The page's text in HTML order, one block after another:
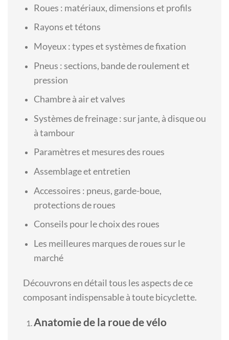
Roues : matériaux, dimensions et profils
Rayons et tétons
Moyeux : types et systèmes de fixation
Pneus : sections, bande de roulement et
pression
Chambre à air et valves
Systèmes de freinage : sur jante, à disque ou
à tambour
Paramètres et mesures des roues
Assemblage et entretien
Accessoires : pneus, garde-boue,
protections de roues
Conseils pour le choix des roues
Les meilleures marques de roues sur le
marché
Découvrons en détail tous les aspects de ce
composant indispensable à toute bicyclette.
Anatomie de la roue de vélo